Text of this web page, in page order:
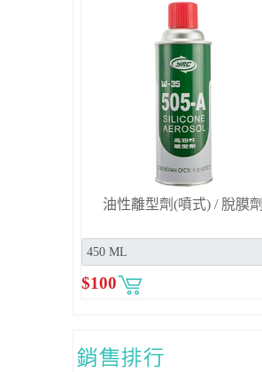
油性離型劑(噴式) / 脫膜劑
$100